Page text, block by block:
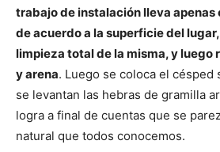
trabajo de instalación lleva apenas
de acuerdo a la superficie del
limpieza total de la misma, y luego
y arena. Luego se coloca el
se levantan las hebras de gramilla
logra a final de cuentas que se
natural que todos conocemos.